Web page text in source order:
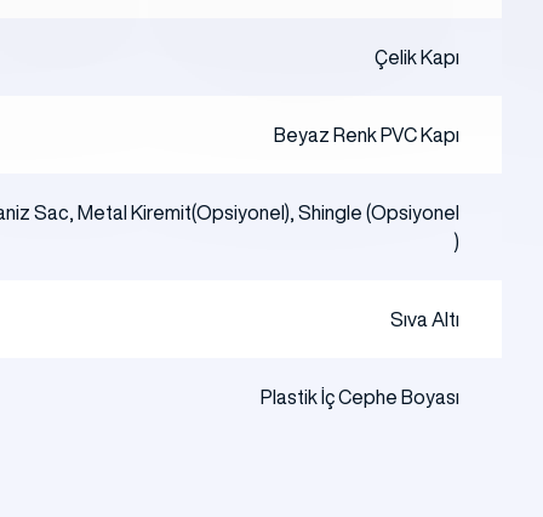
Çelik Kapı
Beyaz Renk PVC Kapı
Sac, Metal Kiremit(Opsiyonel), Shingle (Opsiyonel
)
Sıva Altı
Plastik İç Cephe Boyası